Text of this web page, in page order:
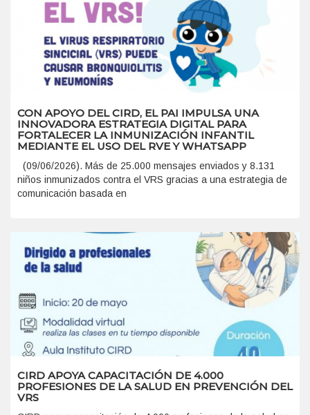
CON APOYO DEL CIRD, EL PAI IMPULSA UNA
INNOVADORA ESTRATEGIA DIGITAL PARA
FORTALECER LA INMUNIZACIÓN INFANTIL
MEDIANTE EL USO DEL RVE Y WHATSAPP
(09/06/2026). Más de 25.000 mensajes enviados y 8.131
niños inmunizados contra el VRS gracias a una estrategia de
comunicación basada en
CIRD APOYA CAPACITACIÓN DE 4.000
PROFESIONES DE LA SALUD EN PREVENCIÓN DEL
VRS